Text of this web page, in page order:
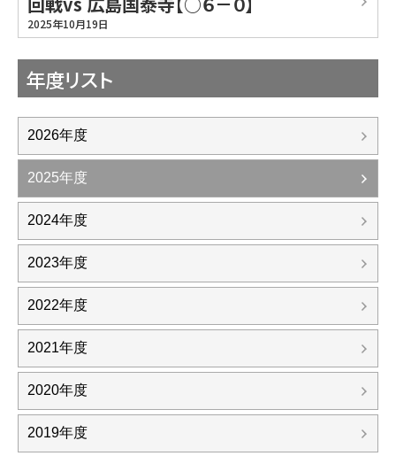
2025年10月19日
年度リスト
2026年度
2025年度
2024年度
2023年度
2022年度
2021年度
2020年度
2019年度